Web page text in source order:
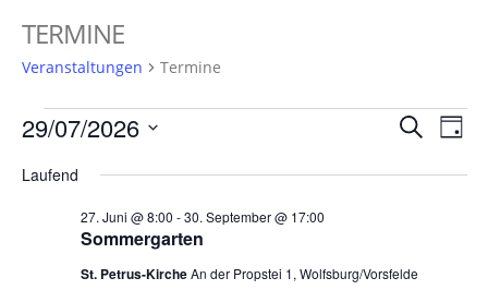
TERMINE
Veranstaltungen Termine
VERANSTALTUNGEN
FÜR
2026
SucheTag
29/07/2026
wählen.
Laufend
Sommergarten
27. Juni @ 8:00 -30. September @ 17:00
St. Petrus-KircheAn der Propstei 1, Wolfsburg/Vorsfelde